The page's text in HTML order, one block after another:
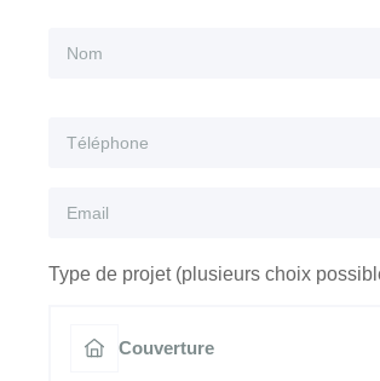
Type de projet (plusieurs choix
Couverture